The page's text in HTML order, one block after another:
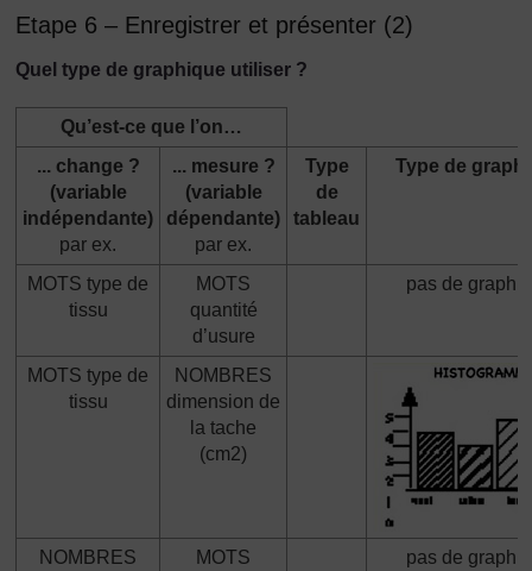
Etape 6 – Enregistrer et présenter (2)
Quel type de graphique utiliser ?
Qu’est-ce que l’on…
... change ?
(variable
indépendante)
par ex.
... mesure ?
(variable
dépendante)
par ex.
Type
de
tableau
Type de
MOTS type de
tissu
MOTS
quantité
d’usure
pas de
MOTS type de
tissu
NOMBRES
dimension de
la tache
(cm2)
NOMBRES
MOTS
pas de